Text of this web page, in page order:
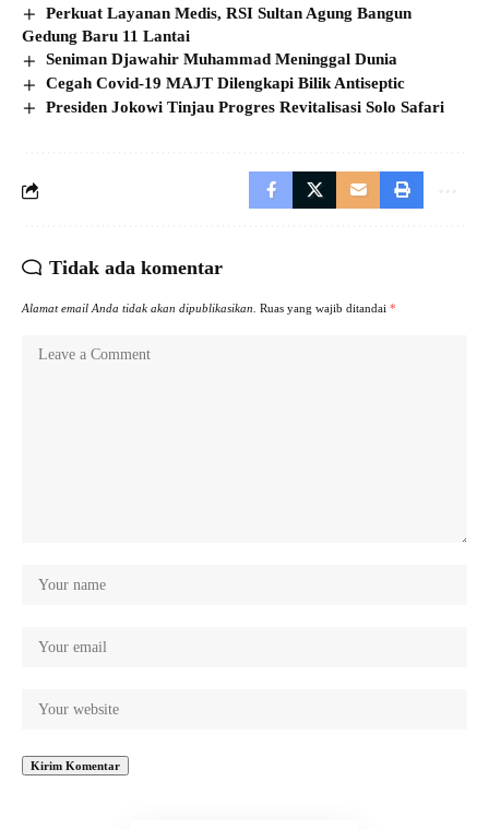
Perkuat Layanan Medis, RSI Sultan Agung Bangun
Gedung Baru 11 Lantai
Seniman Djawahir Muhammad Meninggal Dunia
Cegah Covid-19 MAJT Dilengkapi Bilik Antiseptic
Presiden Jokowi Tinjau Progres Revitalisasi Solo Safari
Tidak ada komentar
Alamat email Anda tidak akan dipublikasikan. Ruas yang wajib ditandai *